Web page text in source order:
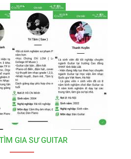
GIA SƯ GUITAR